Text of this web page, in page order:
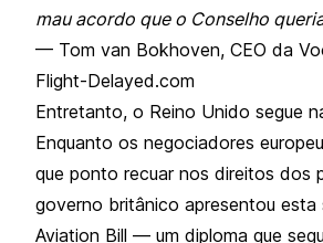
mau acordo que o Conselho
— Tom van Bokhoven, CEO da
Flight-Delayed.com
Entretanto, o Reino Unido segue
Enquanto os negociadores
que ponto recuar nos direitos dos
governo britânico apresentou esta
Aviation Bill — um diploma que